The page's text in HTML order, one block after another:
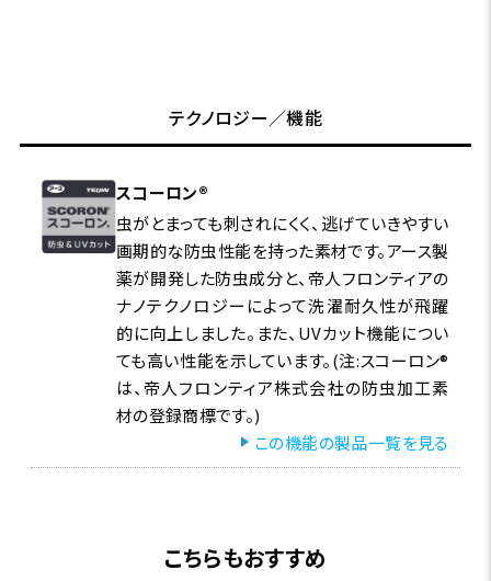
テクノロジー／機能
スコーロン®
虫がとまっても刺されにくく、逃げていきやすい
画期的な防虫性能を持った素材です。アース製
薬が開発した防虫成分と、帝人フロンティアの
ナノテクノロジーによって洗濯耐久性が飛躍
的に向上しました。また、UVカット機能につい
ても高い性能を示しています。(注:スコーロン®
は、帝人フロンティア株式会社の防虫加工素
材の登録商標です。)
この機能の製品一覧を見る
こちらもおすすめ